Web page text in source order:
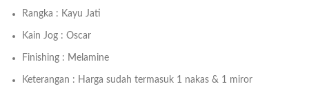
Rangka : Kayu Jati
Kain Jog : Oscar
Finishing : Melamine
Keterangan : Harga sudah termasuk 1 nakas & 1 miror